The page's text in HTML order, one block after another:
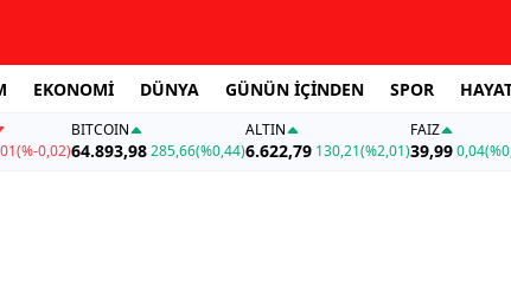
EKONOMİ DÜNYA GÜNÜN İÇİNDEN SPOR
(%-0,02)
BITCOIN
64.893,98285,66(%0,44)
ALTIN
6.622,79 130,21(%2,01)
FAİZ
39,990,04